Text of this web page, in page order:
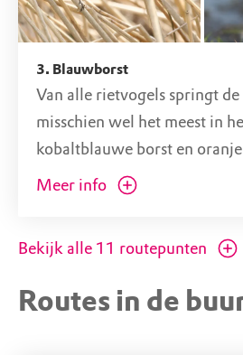
3. Blauwborst
Van alle rietvogels springt
misschien wel het meest in
kobaltblauwe borst en
goed op tussen de
namelijk op de grond door,
menukaart waar insecten,
slakken op staan. Vliegend
Meer info
Bekijk alle 11 routepunten
Routes in de